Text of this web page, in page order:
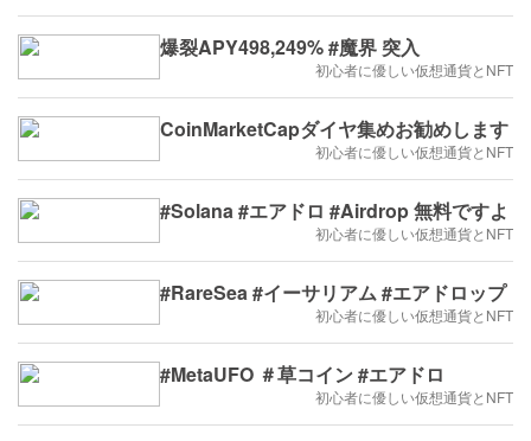
爆裂APY498,249% #魔界 突入
初心者に優しい仮想通貨とNFT
CoinMarketCapダイヤ集めお勧めします
初心者に優しい仮想通貨とNFT
#Solana #エアドロ #Airdrop 無料ですよ
初心者に優しい仮想通貨とNFT
#RareSea #イーサリアム #エアドロップ
初心者に優しい仮想通貨とNFT
#MetaUFO ＃草コイン #エアドロ
初心者に優しい仮想通貨とNFT